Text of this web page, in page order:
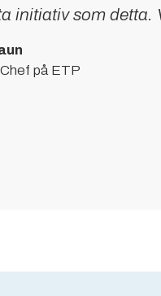
initiativ som detta.
på ETP